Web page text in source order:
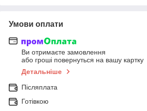
Умови оплати
Ви отримаєте замовлення
або гроші повернуться на вашу картку
Детальніше
Післяплата
Готівкою